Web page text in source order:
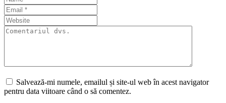
Salvează-mi numele, emailul și site-ul web în acest navigator
pentru data viitoare când o să comentez.